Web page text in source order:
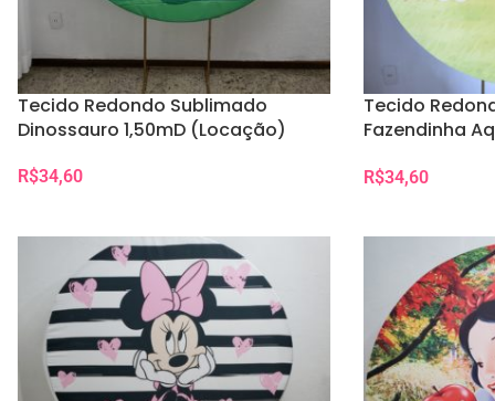
Tecido Redondo Sublimado
Dinossauro 1,50mD (Locação)
R$34,60
Tecido
Fazendinha
R$34,60